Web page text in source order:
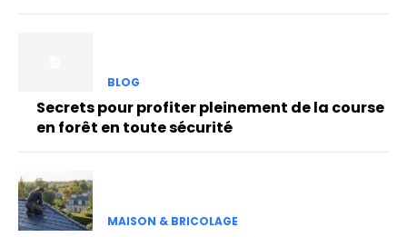
BLOG
Secrets pour profiter pleinement de la course
en forêt en toute sécurité
MAISON & BRICOLAGE